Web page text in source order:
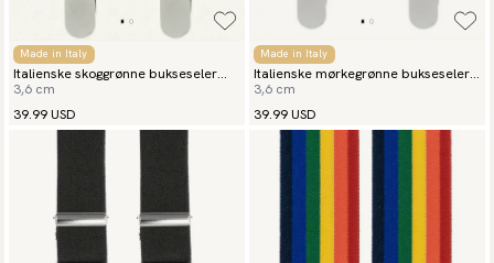
Made in Italy
Italienske skoggrønne bukseseler
Villsvin
3,6 cm
39.99 USD
Made in Italy
Italienske mørkegrønne bukseseler
paisley
3,6 cm
39.99 USD